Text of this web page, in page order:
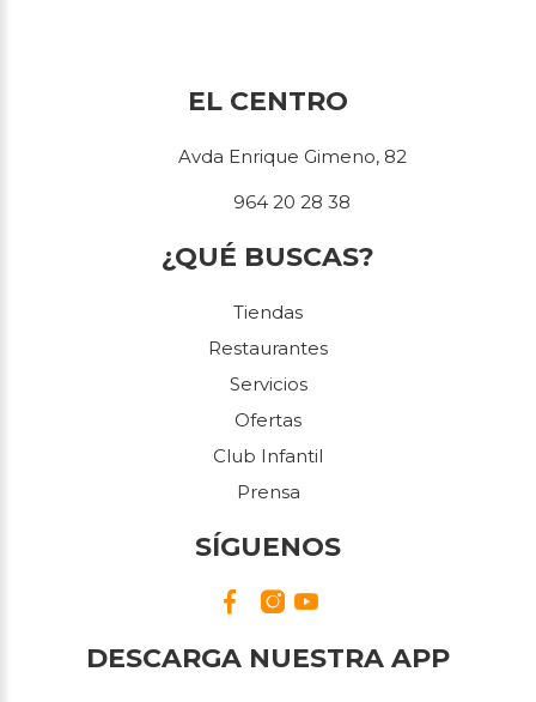
EL CENTRO
Avda Enrique Gimeno, 82
964 20 28 38
¿QUÉ BUSCAS?
Tiendas
Restaurantes
Servicios
Ofertas
Club Infantil
Prensa
SÍGUENOS
DESCARGA NUESTRA APP